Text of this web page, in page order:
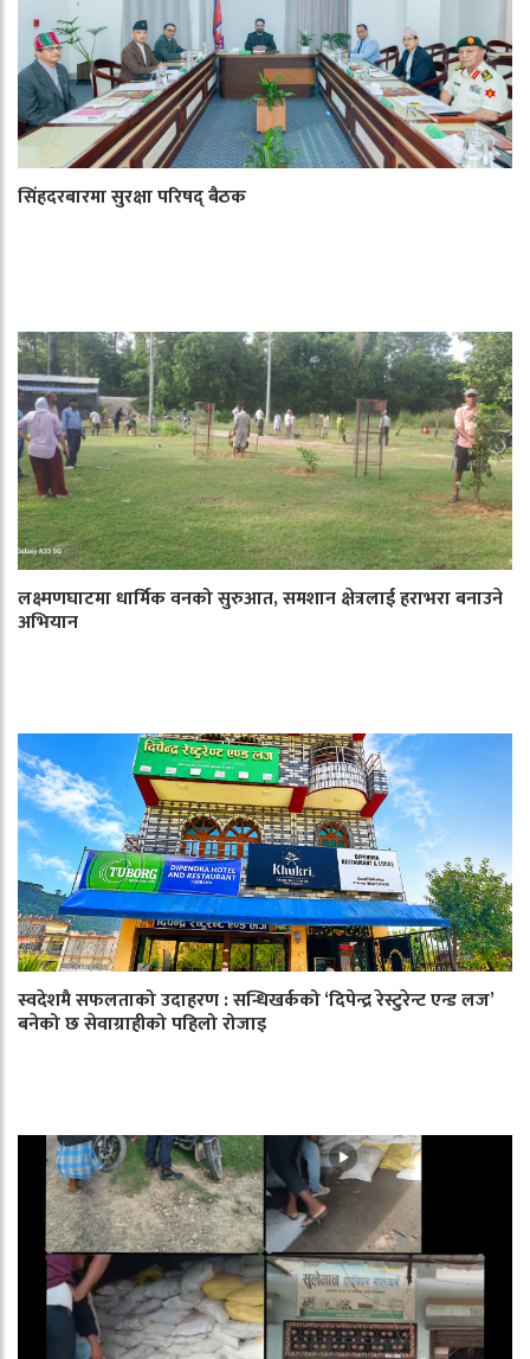
सिंहदरबारमा सुरक्षा परिषद् बैठक
लक्ष्मणघाटमा धार्मिक वनको सुरुआत, समशान क्षेत्रलाई हराभरा बनाउने
अभियान
स्वदेशमै सफलताको उदाहरण : सन्धिखर्कको ‘दिपेन्द्र रेस्टुरेन्ट एन्ड लज’
बनेको छ सेवाग्राहीको पहिलो रोजाइ